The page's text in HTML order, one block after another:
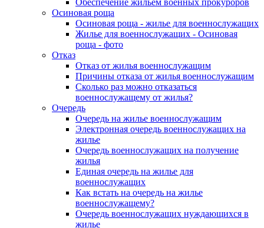
Обеспечение жильем военных прокуроров
Осиновая роща
Осиновая роща - жилье для военнослужащих
Жилье для военнослужащих - Осиновая
роща - фото
Отказ
Отказ от жилья военнослужащим
Причины отказа от жилья военнослужащим
Сколько раз можно отказаться
военнослужащему от жилья?
Очередь
Очередь на жилье военнослужащим
Электронная очередь военнослужащих на
жилье
Очередь военнослужащих на получение
жилья
Единая очередь на жилье для
военнослужащих
Как встать на очередь на жилье
военнослужащему?
Очередь военнослужащих нуждающихся в
жилье